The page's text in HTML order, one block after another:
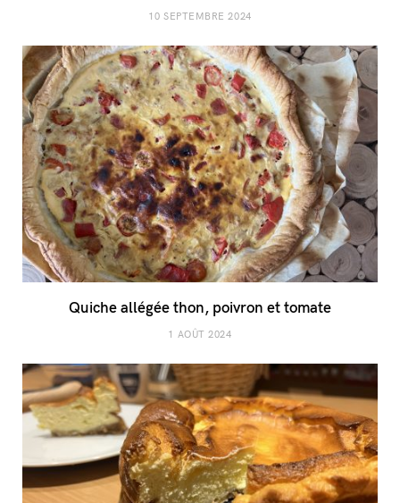
10 SEPTEMBRE 2024
Quiche allégée thon, poivron et tomate
1 AOÛT 2024